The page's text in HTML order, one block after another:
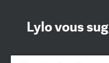
Lylo vous